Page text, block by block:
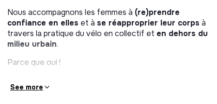
Nous accompagnons les femmes à (re)prendre
confiance en elles et à se réapproprier leur corps à
travers la pratique du vélo en collectif et en dehors du
milieu urbain.
Parce que oui !
See more